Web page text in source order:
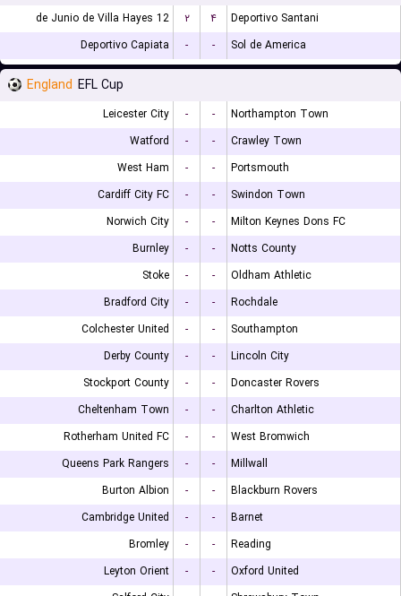
12 de Junio de Villa Hayes ۲ ۴
Deportivo Santani
Deportivo Capiata
- - Sol de America
England EFL Cup
Leicester City - -
Northampton Town
Watford
- -
Crawley Town
West Ham
- -
Portsmouth
Cardiff City FC
- -
Swindon Town
Norwich City
- -
Milton Keynes Dons FC
Burnley
- -
Notts County
Stoke
- -
Oldham Athletic
Bradford City
- -
Rochdale
Colchester United
- -
Southampton
Derby County
- -
Lincoln City
Stockport County
- -
Doncaster Rovers
Cheltenham Town
- -
Charlton Athletic
Rotherham United FC
- -
West Bromwich
Queens Park Rangers
- -
Millwall
Burton Albion
- -
Blackburn Rovers
Cambridge United
- -
Barnet
Bromley
- -
Reading
Leyton Orient
- -
Oxford United